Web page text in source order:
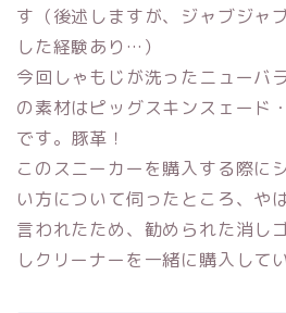
す（後述しますが、ジャブジャ
した経験あり…）
今回しゃもじが洗ったニューバ
の素材はピッグスキンスェード
です。豚革！
このスニーカーを購入する際に
い方について伺ったところ、や
言われたため、勧められた消し
しクリーナーを一緒に購入して